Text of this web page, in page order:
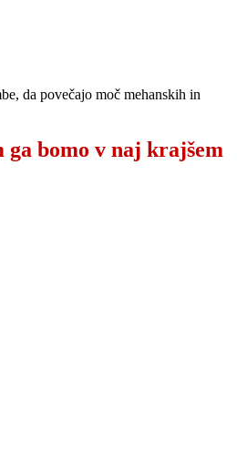
da povečajo moč mehanskih in
bomo v naj krajšem